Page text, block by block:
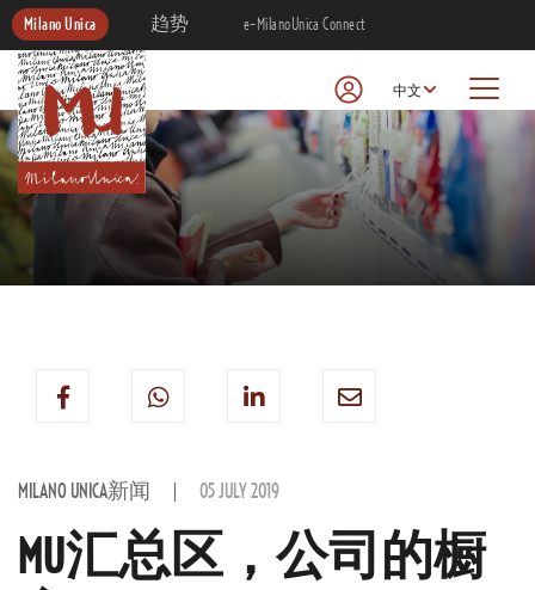
Milano Unica 趋势 e-MilanoUnica Connect
中文
MILANO UNICA新闻 05 JULY 2019
MU汇总区，公司的橱